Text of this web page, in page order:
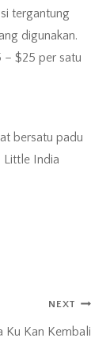
tergantung
digunakan.
– $25 per satu
bersatu padu
Little India
NEXT
Ku Kan Kembali